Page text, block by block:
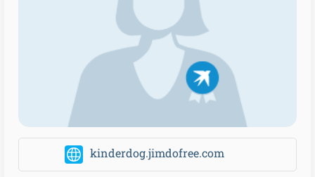
kinderdog.jimdofree.com